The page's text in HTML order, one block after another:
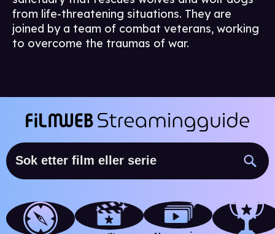
from life-threatening situations. They are
joined by a team of combat veterans, working
to overcome the traumas of war.